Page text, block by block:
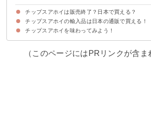
チップスアホイは販売終了？日本で買える？
チップスアホイは日本のお店で買うことはできない
チップスアホイの輸入品は日本の通販で買える！
チップスアホイを味わってみよう！
（このページにはPRリンクが含ま